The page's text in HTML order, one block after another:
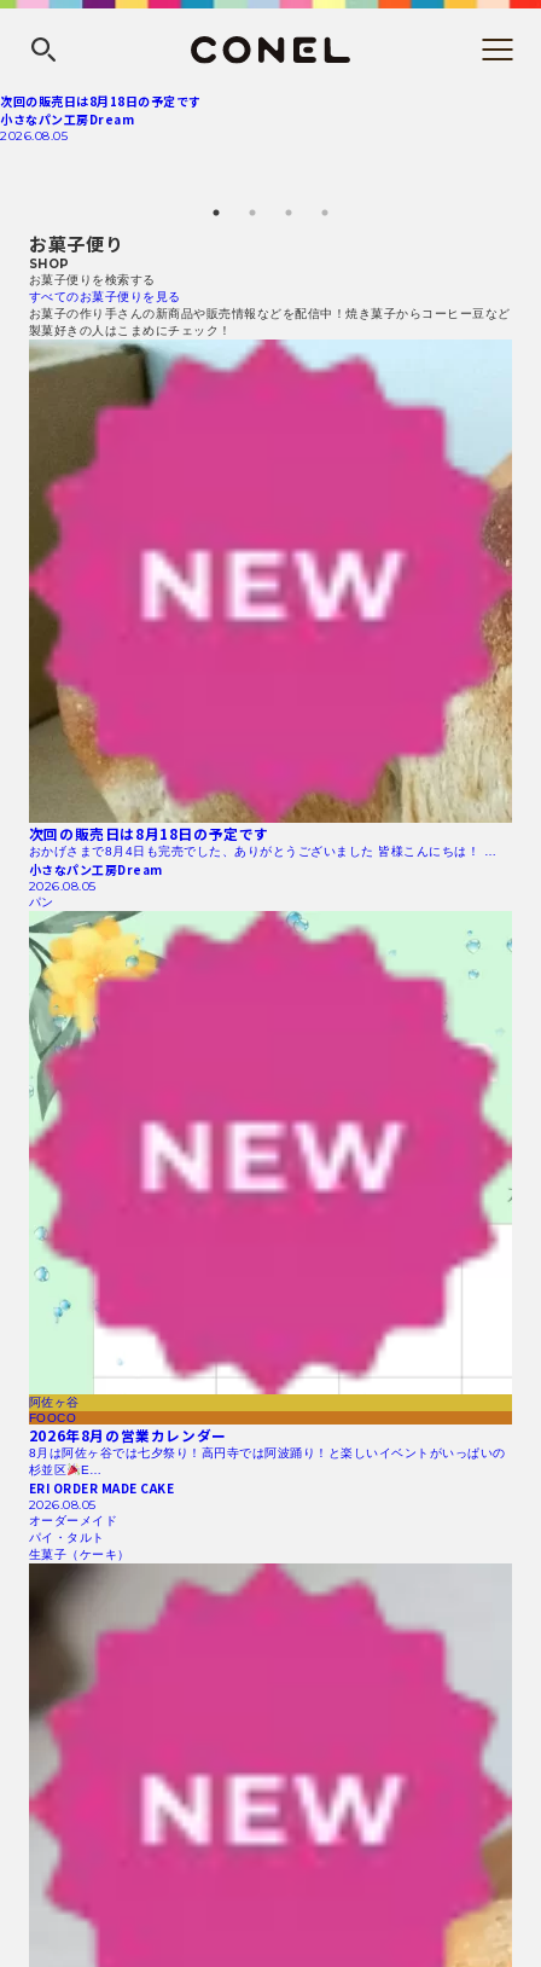
次回の販売日は8月18日の予定です
小さなパン工房Dream
2026.08.05
お菓子便り
SHOP
お菓子便りを検索する
すべてのお菓子便りを見る
お菓子の作り手さんの新商品や販売情報などを配信中！焼き菓子からコーヒー豆など
製菓好きの人はこまめにチェック！
次回の販売日は8月18日の予定です
おかげさまで8月4日も完売でした、ありがとうございました 皆様こんにちは！ …
小さなパン工房Dream
2026.08.05
パン
阿佐ヶ谷
FOOCO
2026年8月の営業カレンダー
8月は阿佐ヶ谷では七夕祭り！高円寺では阿波踊り！と楽しいイベントがいっぱいの
杉並区
E…
ERI ORDER MADE CAKE
2026.08.05
オーダーメイド
パイ・タルト
生菓子（ケーキ）